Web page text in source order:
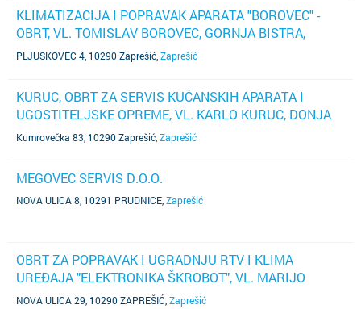
KLIMATIZACIJA I POPRAVAK APARATA "BOROVEC" -
OBRT, VL. TOMISLAV BOROVEC, GORNJA BISTRA,
PLJUSKOVEC 4
PLJUSKOVEC 4, 10290 Zaprešić Zaprešić
KURUC, OBRT ZA SERVIS KUĆANSKIH APARATA I
UGOSTITELJSKE OPREME, VL. KARLO KURUC, DONJA
PUŠĆA, KUMROVEČKA 83
Kumrovečka 83, 10290 Zaprešić Zaprešić
MEGOVEC SERVIS D.O.O.
NOVA ULICA 8, 10291 PRUDNICE Zaprešić
OBRT ZA POPRAVAK I UGRADNJU RTV I KLIMA
UREĐAJA "ELEKTRONIKA ŠKROBOT", VL. MARIJO
ŠKROBOT, ZAPREŠIĆ,NOVA ULICA 29
NOVA ULICA 29, 10290 ZAPREŠIĆ Zaprešić